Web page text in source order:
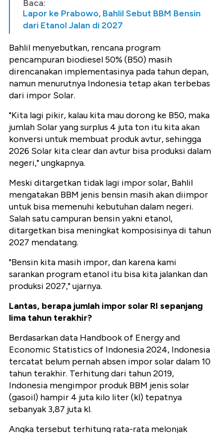
Baca:
Lapor ke Prabowo, Bahlil Sebut BBM Bensin
dari Etanol Jalan di 2027
Bahlil menyebutkan, rencana program
pencampuran biodiesel 50% (B50) masih
direncanakan implementasinya pada tahun depan,
namun menurutnya Indonesia tetap akan terbebas
dari impor Solar.
"Kita lagi pikir, kalau kita mau dorong ke B50, maka
jumlah Solar yang surplus 4 juta ton itu kita akan
konversi untuk membuat produk avtur, sehingga
2026 Solar kita clear dan avtur bisa produksi dalam
negeri," ungkapnya.
Meski ditargetkan tidak lagi impor solar, Bahlil
mengatakan BBM jenis bensin masih akan diimpor
untuk bisa memenuhi kebutuhan dalam negeri.
Salah satu campuran bensin yakni etanol,
ditargetkan bisa meningkat komposisinya di tahun
2027 mendatang.
"Bensin kita masih impor, dan karena kami
sarankan program etanol itu bisa kita jalankan dan
produksi 2027," ujarnya.
Lantas, berapa jumlah impor solar RI sepanjang
lima tahun terakhir?
Berdasarkan data Handbook of Energy and
Economic Statistics of Indonesia 2024, Indonesia
tercatat belum pernah absen impor solar dalam 10
tahun terakhir. Terhitung dari tahun 2019,
Indonesia mengimpor produk BBM jenis solar
(gasoil) hampir 4 juta kilo liter (kl) tepatnya
sebanyak 3,87 juta kl.
Angka tersebut terhitung rata-rata melonjak